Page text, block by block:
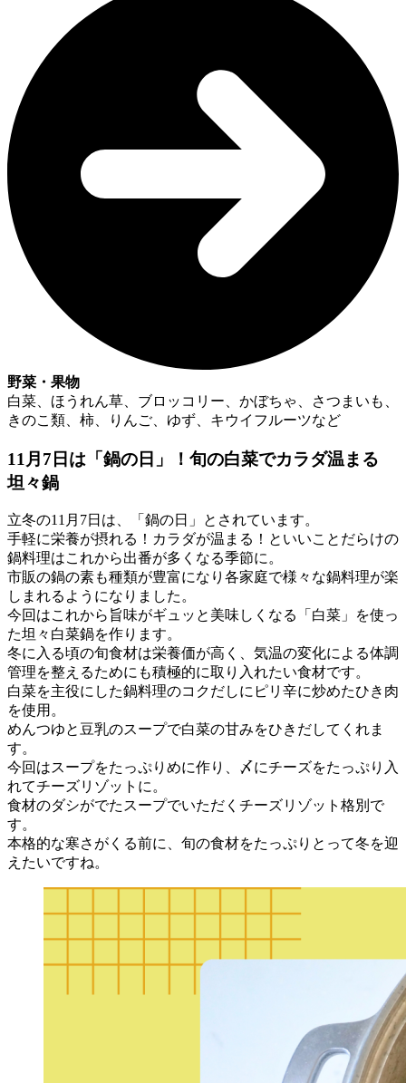
野菜・果物
白菜、ほうれん草、ブロッコリー、かぼちゃ、さつまいも、
きのこ類、柿、りんご、ゆず、キウイフルーツなど
11月7日は「鍋の日」！旬の白菜でカラダ温まる
坦々鍋
立冬の11月7日は、「鍋の日」とされています。
手軽に栄養が摂れる！カラダが温まる！といいことだらけの
鍋料理はこれから出番が多くなる季節に。
市販の鍋の素も種類が豊富になり各家庭で様々な鍋料理が楽
しまれるようになりました。
今回はこれから旨味がギュッと美味しくなる「白菜」を使っ
た坦々白菜鍋を作ります。
冬に入る頃の旬食材は栄養価が高く、気温の変化による体調
管理を整えるためにも積極的に取り入れたい食材です。
白菜を主役にした鍋料理のコクだしにピリ辛に炒めたひき肉
を使用。
めんつゆと豆乳のスープで白菜の甘みをひきだしてくれま
す。
今回はスープをたっぷりめに作り、〆にチーズをたっぷり入
れてチーズリゾットに。
食材のダシがでたスープでいただくチーズリゾット格別で
す。
本格的な寒さがくる前に、旬の食材をたっぷりとって冬を迎
えたいですね。